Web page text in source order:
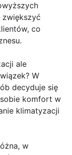
co
ale
W
decyduje się
komfort w
klimatyzacji
w